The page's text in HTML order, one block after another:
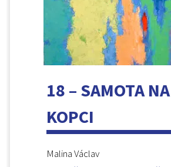
18 – SAMOTA NA
KOPCI
Malina Václav